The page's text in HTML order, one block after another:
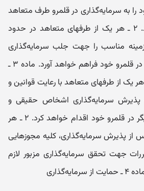
را به سرمایه‌گذاری در قلمرو طرف متعاهد
دیگر تشویق خواهد کرد. ۲ ـ هر یک از طرفهای متعاهد در حدود
مناسب را جهت جلب سرمایه‌گذاری
اتباع طرف متعاهد دیگر در قلمرو خود فراهم خواهد آورد. ماده ۳ ـ
سرمایه‌گذاری ۱ ـ هر یک از طرفهای متعاهد با رعایت قوانین و
سرمایه‌گذاری اشخاص حقیقی و
حقوقی طرف متعاهد دیگر در قلمرو خود اقدام خواهد کرد. ۲ ـ هر
از پذیرش سرمایه‌گذاری، کلیه مجوزهایی
جهت تحقق سرمایه‌گذاری مزبور لازم